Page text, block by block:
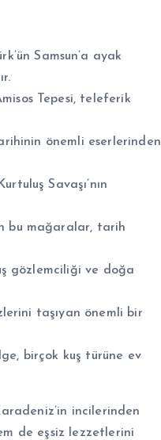
Samsun’a ayak
Tepesi, teleferik
önemli eserlerinden
Savaşı’nın
bu mağaralar, tarih
gözlemciliği ve doğa
taşıyan önemli bir
birçok kuş türüne ev
incilerinden
de eşsiz lezzetlerini